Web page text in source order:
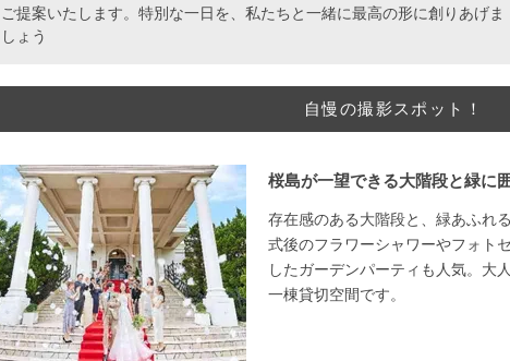
ご提案いたします。特別な一日を、私たちと一緒に最高の形に創りあげま
しょう
自慢の撮影スポット！
桜島が一望できる大階段と緑に
存在感のある大階段と、緑あふれ
式後のフラワーシャワーやフォト
したガーデンパーティも人気。大
一棟貸切空間です。